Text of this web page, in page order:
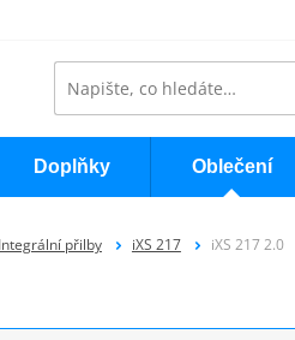
Doplňky Oblečení
Integrální přilby iXS 217 iXS 217 2.0